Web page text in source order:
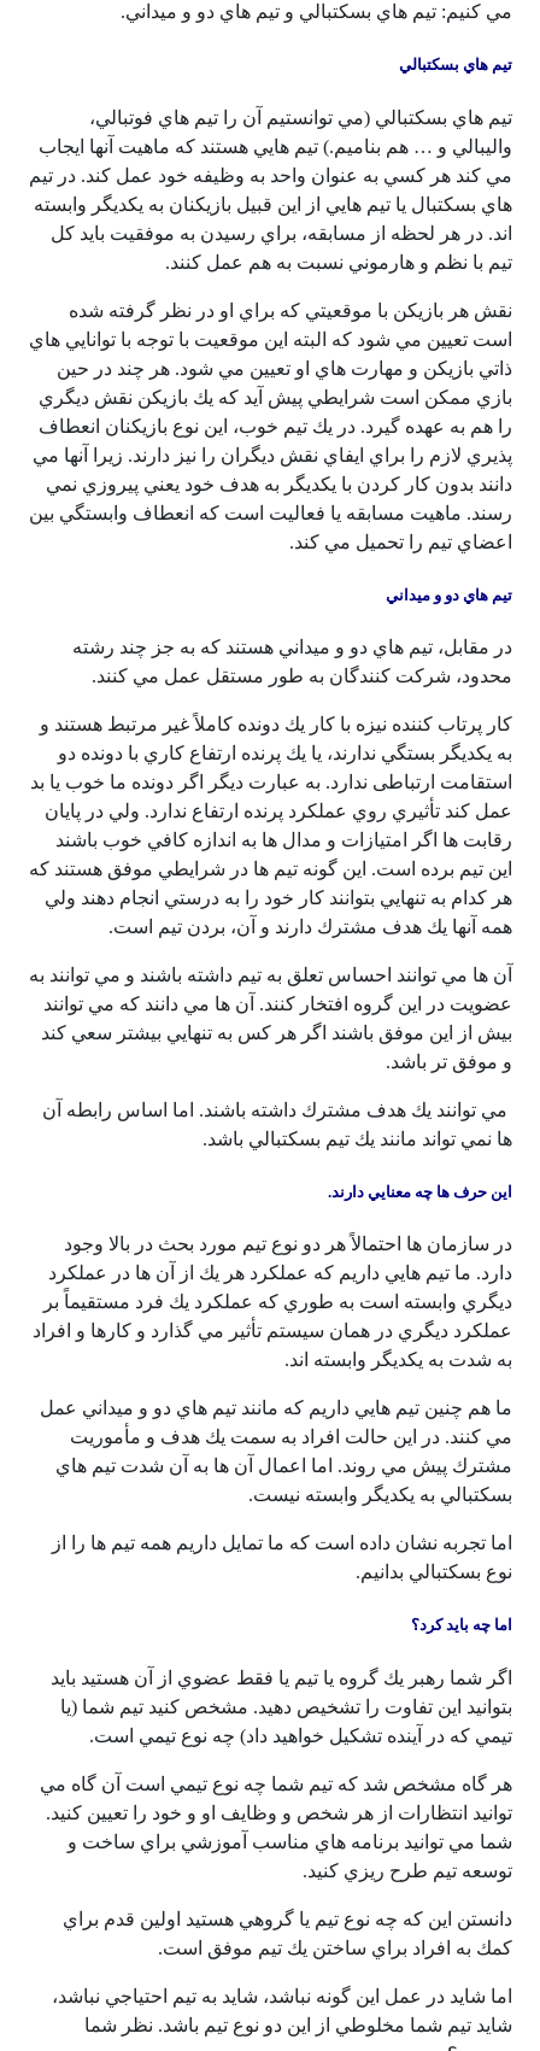
مي كنيم: تيم هاي بسكتبالي و تيم هاي دو و ميداني.
تيم هاي بسكتبالي
تيم هاي بسكتبالي (مي توانستيم آن را تيم هاي فوتبالي،
واليبالي و … هم بناميم.) تيم هايي هستند كه ماهيت آنها ايجاب
مي كند هر كسي به عنوان واحد به وظيفه خود عمل كند. در تيم
هاي بسكتبال يا تيم هايي از اين قبيل بازيكنان به يكديگر وابسته
اند. در هر لحظه از مسابقه، براي رسيدن به موفقيت بايد كل
تيم با نظم و هارموني نسبت به هم عمل كنند.
نقش هر بازيكن با موقعيتي كه براي او در نظر گرفته شده
است تعيين مي شود كه البته اين موقعيت با توجه با توانايي هاي
ذاتي بازيكن و مهارت هاي او تعيين مي شود. هر چند در حين
بازي ممكن است شرايطي پيش آيد كه يك بازيكن نقش ديگري
را هم به عهده گيرد. در يك تيم خوب، اين نوع بازيكنان انعطاف
پذيري لازم را براي ايفاي نقش ديگران را نیز دارند. زيرا آنها مي
دانند بدون كار كردن با يكديگر به هدف خود يعني پيروزي نمي
رسند. ماهيت مسابقه يا فعاليت است كه انعطاف وابستگي بين
اعضاي تيم را تحميل مي كند.
تيم هاي دو و ميداني
در مقابل، تيم هاي دو و ميداني هستند كه به جز چند رشته
محدود، شركت كنندگان به طور مستقل عمل مي كنند.
كار پرتاب كننده نيزه با كار يك دونده كاملاً غير مرتبط هستند و
به يكديگر بستگي ندارند، يا يك پرنده ارتفاع كاري با دونده دو
استقامت ارتباطی ندارد. به عبارت ديگر اگر دونده ما خوب يا بد
عمل كند تأثيري روي عملكرد پرنده ارتفاع ندارد. ولي در پايان
رقابت ها اگر امتيازات و مدال ها به اندازه كافي خوب باشند
اين تيم برده است. اين گونه تيم ها در شرايطي موفق هستند كه
هر كدام به تنهايي بتوانند كار خود را به درستي انجام دهند ولي
همه آنها يك هدف مشترك دارند و آن، بردن تيم است.
آن ها مي توانند احساس تعلق به تيم داشته باشند و مي توانند به
عضويت در اين گروه افتخار كنند. آن ها مي دانند كه مي توانند
بيش از اين موفق باشند اگر هر كس به تنهايي بيشتر سعي كند
و موفق تر باشد.
مي توانند يك هدف مشترك داشته باشند. اما اساس رابطه آن
ها نمي تواند مانند يك تيم بسكتبالي باشد.
اين حرف ها چه معنايي دارند.
در سازمان ها احتمالاً هر دو نوع تيم مورد بحث در بالا وجود
دارد. ما تيم هايي داريم كه عملكرد هر يك از آن ها در عملكرد
ديگري وابسته است به طوري كه عملكرد يك فرد مستقيماً بر
عملكرد ديگري در همان سيستم تأثير مي گذارد و كارها و افراد
به شدت به يكديگر وابسته اند.
ما هم چنين تيم هايي داريم كه مانند تيم هاي دو و ميداني عمل
مي كنند. در اين حالت افراد به سمت يك هدف و مأموريت
مشترك پيش مي روند. اما اعمال آن ها به آن شدت تيم هاي
بسكتبالي به يكديگر وابسته نيست.
اما تجربه نشان داده است كه ما تمايل داريم همه تيم ها را از
نوع بسكتبالي بدانيم.
اما چه بايد كرد؟
اگر شما رهبر يك گروه يا تيم يا فقط عضوي از آن هستيد بايد
بتوانيد اين تفاوت را تشخيص دهيد. مشخص كنيد تيم شما (يا
تيمي كه در آينده تشكيل خواهيد داد) چه نوع تيمي است.
هر گاه مشخص شد كه تيم شما چه نوع تيمي است آن گاه مي
توانيد انتظارات از هر شخص و وظايف او و خود را تعيين كنيد.
شما مي توانيد برنامه هاي مناسب آموزشي براي ساخت و
توسعه تيم طرح ريزي كنيد.
دانستن اين كه چه نوع تيم يا گروهي هستيد اولين قدم براي
كمك به افراد براي ساختن يك تيم موفق است.
اما شايد در عمل اين گونه نباشد، شايد به تيم احتياجي نباشد،
شايد تيم شما مخلوطي از اين دو نوع تيم باشد. نظر شما